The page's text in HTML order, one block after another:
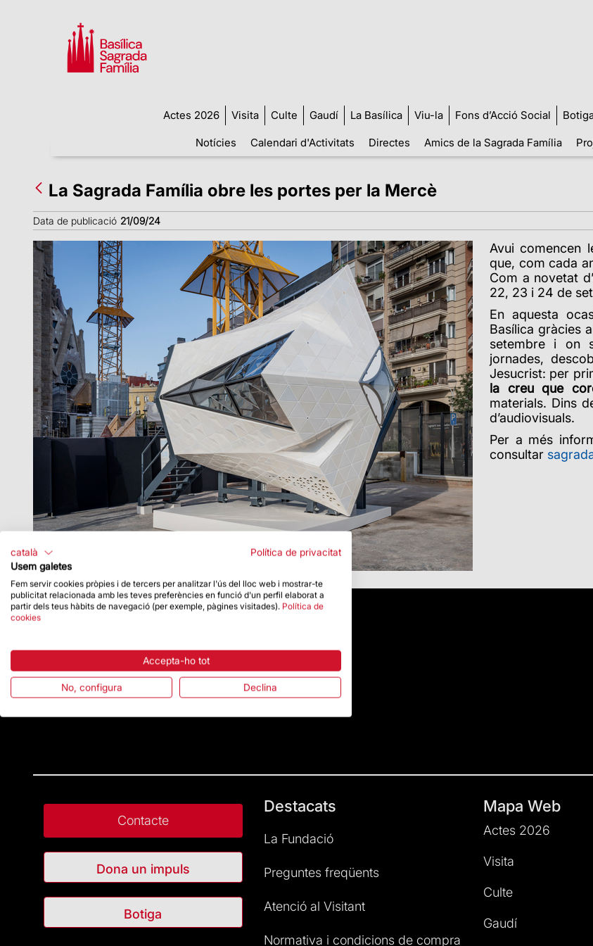
Actes 2026 Visita Culte Gaudí La Basílica Viu-la Fons d’Acció Social
Notícies
Calendari d'Activitats Directes Amics de la Sagrada Família
La Sagrada Família obre les portes per la Mercè
Data de publicació 21/09/24
Avui comencen
que, com cada
Com a novetat
22, 23 i 24 de
En aquesta
Basílica gràcies
setembre i on
jornades,
Jesucrist: per
la creu que
materials. Dins
d’audiovisuals.
Per a més
consultar
Contacte
Dona un impuls
Botiga
Destacats
La Fundació
Preguntes freqüents
Atenció al Visitant
Normativa i condicions de compra
Mapa Web
Actes 2026
Visita
Culte
Gaudí
català
Política de privacitat
Usem galetes
Fem servir cookies pròpies i de tercers per analitzar l'ús del lloc web i mostrar-te
publicitat relacionada amb les teves preferències en funció d'un perfil elaborat a
partir dels teus hàbits de navegació (per exemple, pàgines visitades). Política de
cookies
Accepta-ho tot
No, configura Declina